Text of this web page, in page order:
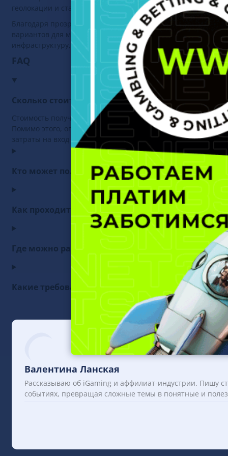
геолокации и стандартов ответственной игры.
Благодаря прозрачной модели регулирования и
вариантов для международных операторов, стремящихся
инфраструктуру, получают возможность выходить на
FAQ
Сколько стоит получить игорную лицензию
Стоимость получения лицензии Онтарио включает
Помимо этого, оператор заключает соглашение с iGaming
затраты на вход на рынок, включая юридическое
Кто может получить канадскую игорную
Как проходит процесс получения лицензии
Где можно работать по лицензии Онтарио и кто
Какие требования к рекламе и ответственности
Валентина Ланская
Рассказываю об iGaming и аффилиат-индустрии. Пишу
событиях, превращая сложные темы в понятные и